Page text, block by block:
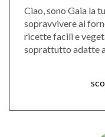
Ciao, sono Gaia la
sopravvivere ai
ricette facili e
soprattutto adatte